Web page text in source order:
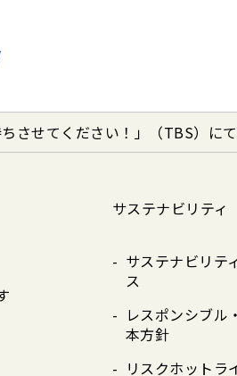
させてください！」（TBS）にて
サステナビリティ
サステナビリテ
ス
レスポンシブル
本方針
リスクホットラ